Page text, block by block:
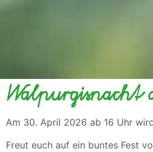
Walpurgisnacht
Am 30. April 2026 ab 16 Uhr
Freut euch auf ein buntes Fest